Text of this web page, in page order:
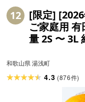
12
[限定]
ご家庭用
量 2S 〜 3L
ツ 柑橘 果
お取り寄せ
和歌山県 湯浅町
4.3 (876件)